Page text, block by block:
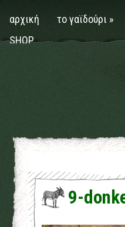
αρχική το γαϊδούρι »
SHOP
9-